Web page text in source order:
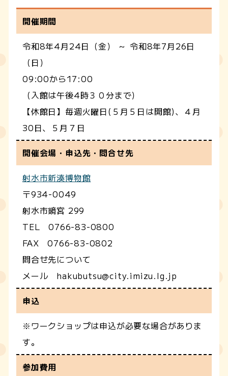
開催期間
令和8年4月24日（金） ～ 令和8年7月26日
（日）
09:00から17:00
（入館は午後4時３０分まで）
【休館日】毎週火曜日(５月５日は開館)、４月
30日、５月７日
開催会場・申込先・問合せ先
射水市新湊博物館
〒934-0049
射水市鏡宮 299
TEL 0766-83-0800
FAX 0766-83-0802
問合せ先について
メール hakubutsu@city.imizu.lg.jp
申込
※ワークショップは申込が必要な場合がありま
す。
参加費用